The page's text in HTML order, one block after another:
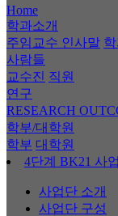
Home
학과소개
주임교수 인사말
사람들
교수진 직원
연구
RESEARCH
학부/대학원
학부 대학원
4단계 BK21 사업
사업단 소개
사업단 구성